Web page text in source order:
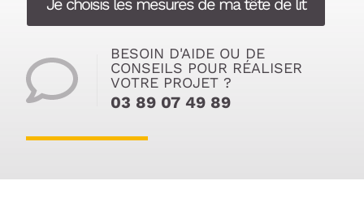
Je choisis les mesures de ma tête de lit
BESOIN D'AIDE OU DE
CONSEILS POUR RÉALISER
VOTRE PROJET ?
03 89 07 49 89